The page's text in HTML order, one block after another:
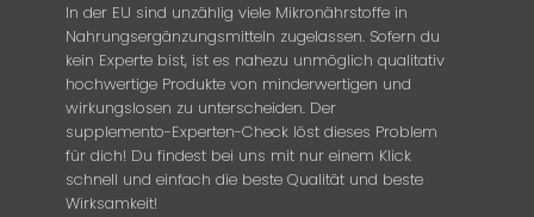
In der EU sind unzählig viele Mikronährstoffe in
Nahrungsergänzungsmitteln zugelassen. Sofern du
kein Experte bist, ist es nahezu unmöglich qualitativ
hochwertige Produkte von minderwertigen und
wirkungslosen zu unterscheiden. Der
supplemento-Experten-Check löst dieses Problem
für dich! Du findest bei uns mit nur einem Klick
schnell und einfach die beste Qualität und beste
Wirksamkeit!